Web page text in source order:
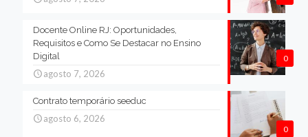
0
Docente Online RJ: Oportunidades,
Requisitos e Como Se Destacar no Ensino
Digital
agosto 7, 2026
0
Contrato temporário seeduc
agosto 6, 2026